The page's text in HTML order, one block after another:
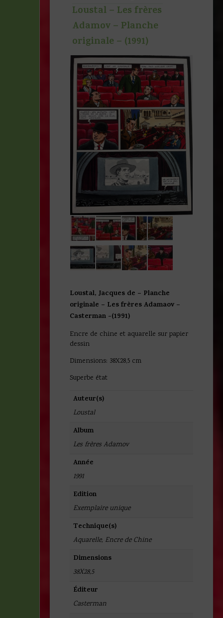
Loustal – Les frères
Adamov – Planche
originale – (1991)
Loustal, Jacques de – Planche
originale – Les frères Adamaov –
Casterman -(1991)
Encre de chine et aquarelle sur papier
dessin
Dimensions: 38X28,5 cm
Superbe état
Auteur(s)
Loustal
Album
Les frères Adamov
Année
1991
Edition
Exemplaire unique
Technique(s)
Aquarelle, Encre de Chine
Dimensions
38X28,5
Éditeur
Casterman